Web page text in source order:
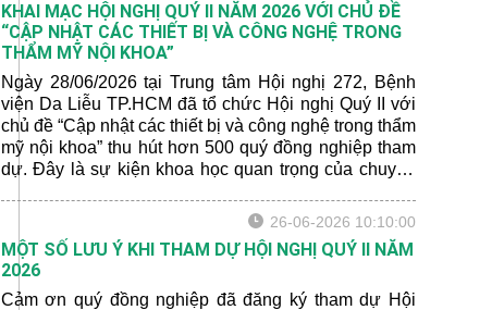
KHAI MẠC HỘI NGHỊ QUÝ II NĂM 2026 VỚI CHỦ ĐỀ
“CẬP NHẬT CÁC THIẾT BỊ VÀ CÔNG NGHỆ TRONG
THẨM MỸ NỘI KHOA”
Ngày 28/06/2026 tại Trung tâm Hội nghị 272, Bệnh
viện Da Liễu TP.HCM đã tổ chức Hội nghị Quý II với
chủ đề “Cập nhật các thiết bị và công nghệ trong thẩm
mỹ nội khoa” thu hút hơn 500 quý đồng nghiệp tham
dự. Đây là sự kiện khoa học quan trọng của chuyên
chuyên môn, tăng cường giao lưu và chia sẻ kinh
nghiệm thực hành giữa các cán bộ y tế trong khu vực.
26-06-2026 10:10:00
MỘT SỐ LƯU Ý KHI THAM DỰ HỘI NGHỊ QUÝ II NĂM
2026
Cảm ơn quý đồng nghiệp đã đăng ký tham dự Hội